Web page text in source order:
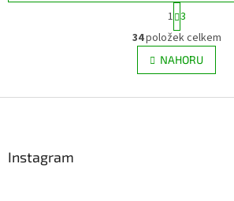
O
v
l
á
S
t
r
á
n
k
v
1 3
34položek celkem
NAHORU
Instagram